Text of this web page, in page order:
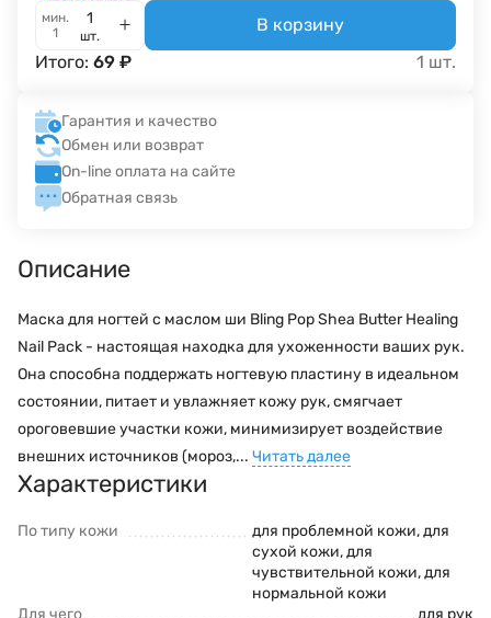
мин.
1
шт.
В корзину
Итого: 69 ₽ 1 шт.
Гарантия и качество
Обмен или возврат
On-line оплата на сайте
Обратная связь
Описание
Маска для ногтей с маслом ши Bling Pop Shea Butter Healing
Nail Pack - настоящая находка для ухоженности ваших рук.
Она способна поддержать ногтевую пластину в идеальном
состоянии, питает и увлажняет кожу рук, смягчает
ороговевшие участки кожи, минимизирует воздействие
внешних источников (мороз,... Читать далее
Характеристики
По типу кожи
для проблемной кожи, для
сухой кожи, для
чувствительной кожи, для
нормальной кожи
Для чего
для рук